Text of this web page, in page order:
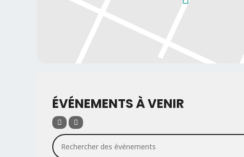
ÉVÉNEMENTS À VENIR
Rechercher des événements